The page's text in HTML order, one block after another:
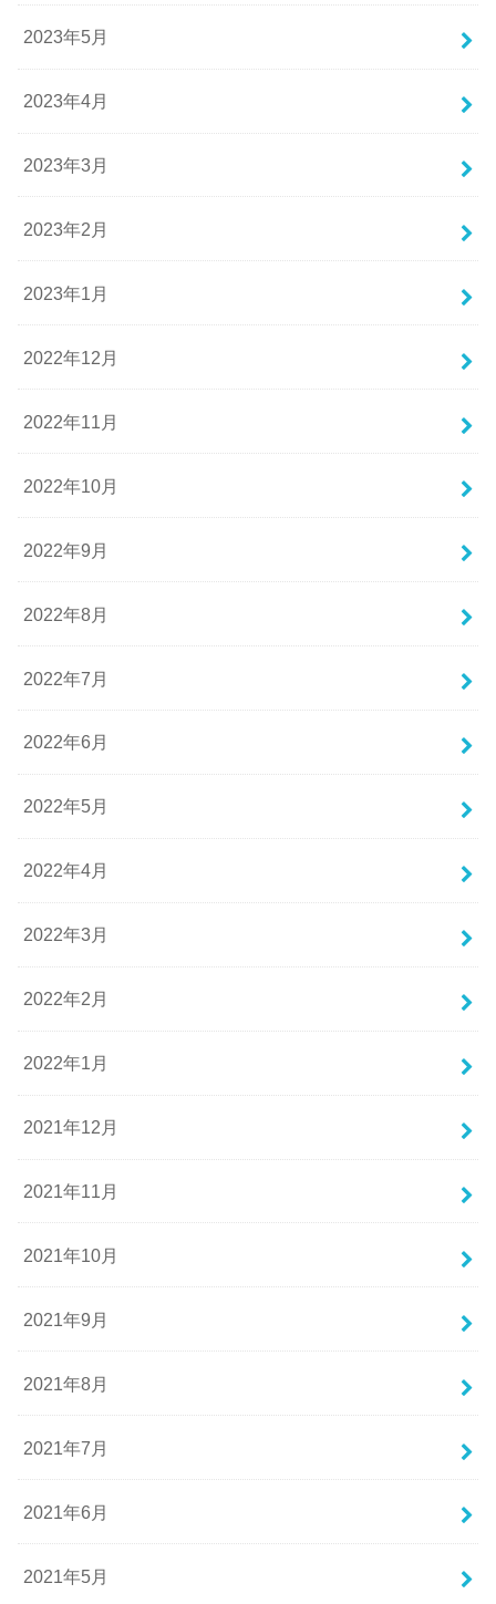
2023年5月
2023年4月
2023年3月
2023年2月
2023年1月
2022年12月
2022年11月
2022年10月
2022年9月
2022年8月
2022年7月
2022年6月
2022年5月
2022年4月
2022年3月
2022年2月
2022年1月
2021年12月
2021年11月
2021年10月
2021年9月
2021年8月
2021年7月
2021年6月
2021年5月